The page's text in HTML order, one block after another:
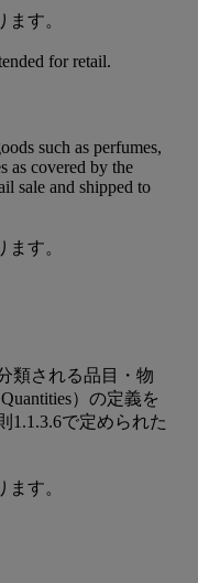
す。
for retail.
such as perfumes,
as covered by the
sale and shipped to
す。
類される品目・物
）の定義を
1.1.3.6で定められた
す。